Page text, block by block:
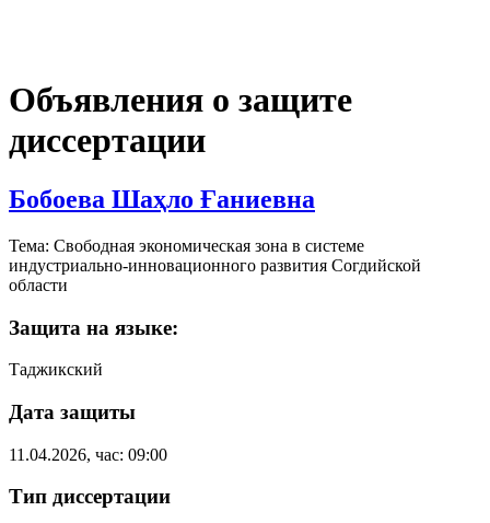
Объявления о защите
диссертации
Бобоева Шаҳло Ғаниевна
Тема: Свободная экономическая зона в системе
индустриально-инновационного развития Согдийской
области
Защита на языке:
Таджикский
Дата защиты
11.04.2026, час: 09:00
Тип диссертации